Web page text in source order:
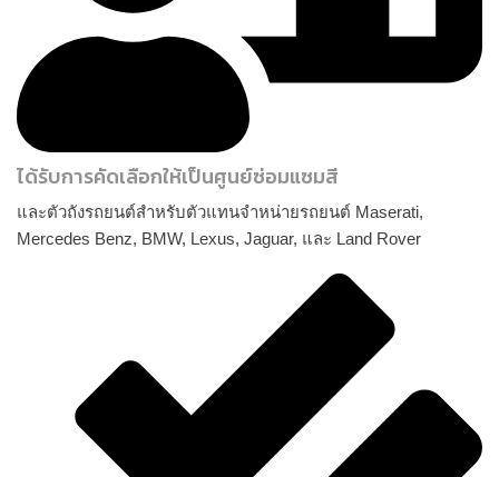
ได้รับการคัดเลือกให้เป็นศูนย์ซ่อมแซมสี
และตัวถังรถยนต์สำหรับตัวแทนจำหน่ายรถยนต์ Maserati,
Mercedes Benz, BMW, Lexus, Jaguar, และ Land Rover